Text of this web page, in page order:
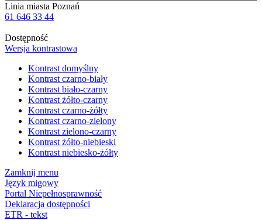
Linia miasta Poznań
61 646 33 44
Dostępność
Wersja kontrastowa
Kontrast domyślny
Kontrast czarno-biały
Kontrast biało-czarny
Kontrast żółto-czarny
Kontrast czarno-żółty
Kontrast czarno-zielony
Kontrast zielono-czarny
Kontrast żółto-niebieski
Kontrast niebiesko-żółty
Zamknij menu
Język migowy
Portal Niepełnosprawność
Deklaracja dostępności
ETR - tekst